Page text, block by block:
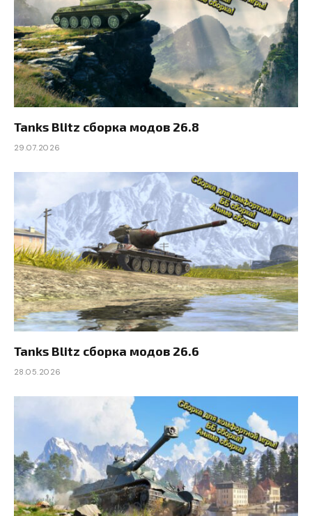
Tanks Blitz сборка модов 26.8
29.07.2026
Tanks Blitz сборка модов 26.6
28.05.2026